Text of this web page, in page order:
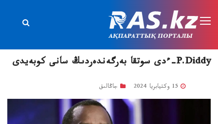
P.Diddy-ءدى سوتقا بەرگەندەردىڭ سانى كوبەيدى
جاڭالىق